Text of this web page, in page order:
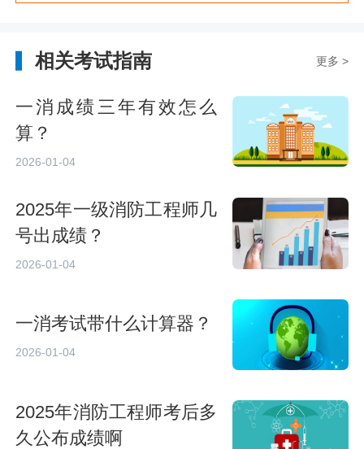
相关考试指南 更多 >
一消成绩三年有效怎么
算？
2026-01-04
2025年一级消防工程师几
号出成绩？
2026-01-04
一消考试带什么计算器？
2026-01-04
2025年消防工程师考后多
久公布成绩啊